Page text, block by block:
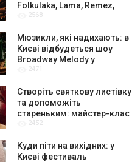
Folkulaka, Lama, Remez,
вар’єте «Рояль» і триб’ют-
2568
Мюзикли, які надихають: в
Києві відбудеться шоу
Broadway Melody у
виконанні юних артистів
2471
Створіть святкову листівку
та допоможіть
стареньким: майстер-клас
від БФ «Юлині Бабусі» на
2452
Куди піти на вихідних: у
Києві фестиваль